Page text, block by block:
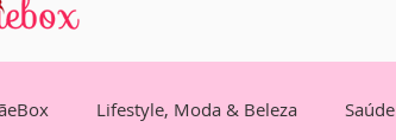
Lifestyle, Moda & Beleza Saúde